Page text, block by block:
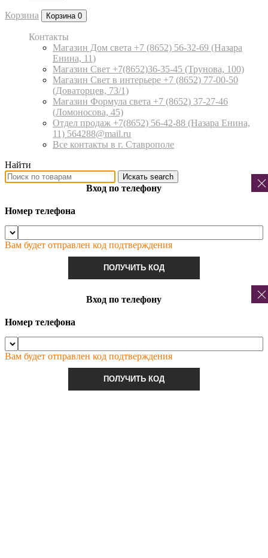
Корзина Корзина 0
Контакты
Магазин Дом света +7 (8652) 56-32-69 (Назара
Енина, 11)
Магазин Свет +7(8652)36-35-45 (Трунова, 100)
Магазин Свет в интерьере +7 (8652) 77-00-50
(Доваторцев, 73/1)
Магазин Формула света +7 (8652) 37-27-46
(Ломоносова, 45)
Отдел продаж +7(8652) 56-42-88 (Назара Енина,
11) 564288@mail.ru
Все контакты в г. Ставрополе
Найти
Искать search
Вход по телефону
Номер телефона
Вам будет отправлен код подтверждения
ПОЛУЧИТЬ КОД
Вход по телефону
Номер телефона
Вам будет отправлен код подтверждения
ПОЛУЧИТЬ КОД